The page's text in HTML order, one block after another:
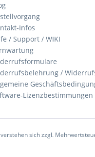
Infos
/ Support / WIKI
/
Lizenzbestimmungen
sich zzgl.